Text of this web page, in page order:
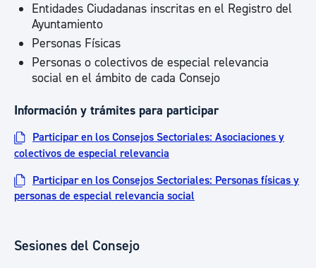
Entidades Ciudadanas inscritas en el Registro del
Ayuntamiento
Personas Físicas
Personas o colectivos de especial relevancia
social en el ámbito de cada Consejo
Información y trámites para participar
Participar en los Consejos Sectoriales: Asociaciones y
colectivos de especial relevancia
Participar en los Consejos Sectoriales: Personas físicas y
personas de especial relevancia social
Sesiones del Consejo